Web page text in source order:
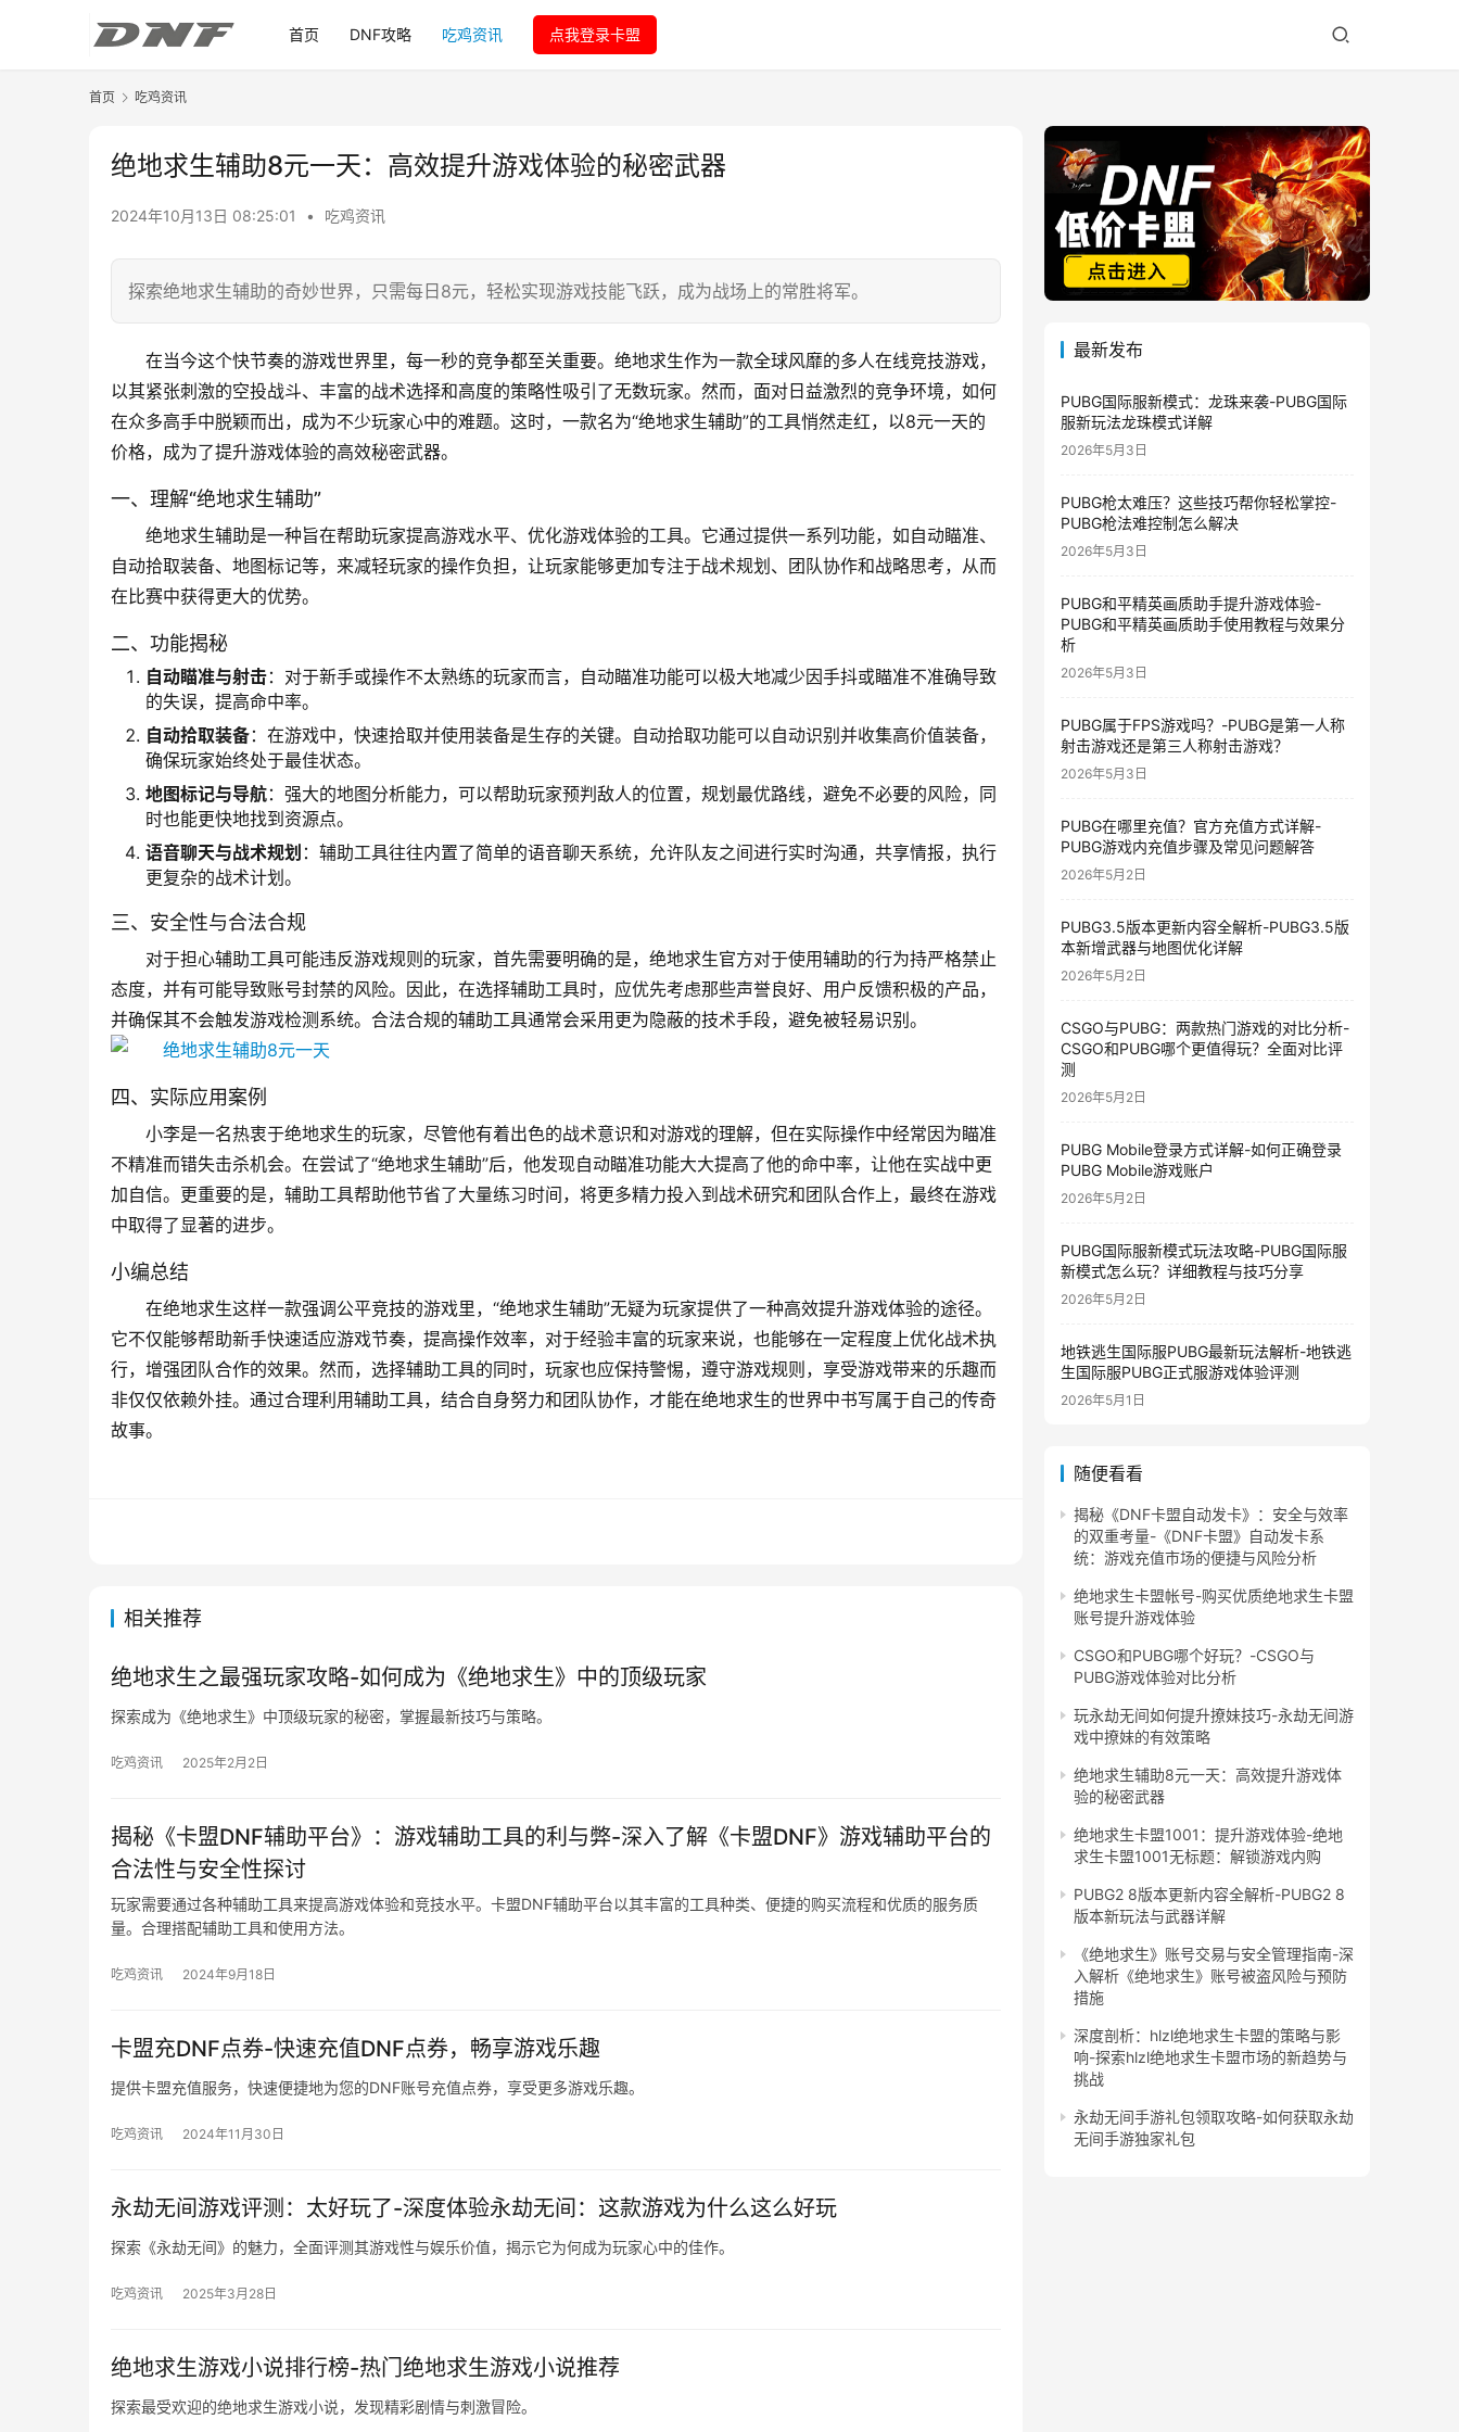
首页 DNF攻略 吃鸡资讯 点我登录卡盟
首页 吃鸡资讯
绝地求生辅助8元一天：高效提升游戏体验的秘密武器
2024年10月13日 08:25:01 • 吃鸡资讯
探索绝地求生辅助的奇妙世界，只需每日8元，轻松实现游戏技能飞跃，成为战场上的常胜将军。
在当今这个快节奏的游戏世界里，每一秒的竞争都至关重要。绝地求生作为一款全球风靡的多人在线竞技游戏，
以其紧张刺激的空投战斗、丰富的战术选择和高度的策略性吸引了无数玩家。然而，面对日益激烈的竞争环境，如何
在众多高手中脱颖而出，成为不少玩家心中的难题。这时，一款名为“绝地求生辅助”的工具悄然走红，以8元一天的
价格，成为了提升游戏体验的高效秘密武器。
一、理解“绝地求生辅助”
绝地求生辅助是一种旨在帮助玩家提高游戏水平、优化游戏体验的工具。它通过提供一系列功能，如自动瞄准、
自动拾取装备、地图标记等，来减轻玩家的操作负担，让玩家能够更加专注于战术规划、团队协作和战略思考，从而
在比赛中获得更大的优势。
二、功能揭秘
自动瞄准与射击：对于新手或操作不太熟练的玩家而言，自动瞄准功能可以极大地减少因手抖或瞄准不准确导致
的失误，提高命中率。
自动拾取装备：在游戏中，快速拾取并使用装备是生存的关键。自动拾取功能可以自动识别并收集高价值装备，
确保玩家始终处于最佳状态。
地图标记与导航：强大的地图分析能力，可以帮助玩家预判敌人的位置，规划最优路线，避免不必要的风险，同
时也能更快地找到资源点。
语音聊天与战术规划 ：辅助工具往往内置了简单的语音聊天系统，允许队友之间进行实时沟通，共享情报，执行
更复杂的战术计划。
三、安全性与合法合规
对于担心辅助工具可能违反游戏规则的玩家，首先需要明确的是，绝地求生官方对于使用辅助的行为持严格禁止
态度，并有可能导致账号封禁的风险。因此，在选择辅助工具时，应优先考虑那些声誉良好、用户反馈积极的产品，
并确保其不会触发游戏检测系统。合法合规的辅助工具通常会采用更为隐蔽的技术手段，避免被轻易识别。
四、实际应用案例
小李是一名热衷于绝地求生的玩家，尽管他有着出色的战术意识和对游戏的理解，但在实际操作中经常因为瞄准
不精准而错失击杀机会。在尝试了“绝地求生辅助”后，他发现自动瞄准功能大大提高了他的命中率，让他在实战中更
加自信。更重要的是，辅助工具帮助他节省了大量练习时间，将更多精力投入到战术研究和团队合作上，最终在游戏
中取得了显著的进步。
小编总结
在绝地求生这样一款强调公平竞技的游戏里，“绝地求生辅助”无疑为玩家提供了一种高效提升游戏体验的途径。
它不仅能够帮助新手快速适应游戏节奏，提高操作效率，对于经验丰富的玩家来说，也能够在一定程度上优化战术执
行，增强团队合作的效果。然而，选择辅助工具的同时，玩家也应保持警惕，遵守游戏规则，享受游戏带来的乐趣而
非仅仅依赖外挂。通过合理利用辅助工具，结合自身努力和团队协作，才能在绝地求生的世界中书写属于自己的传奇
故事。
相关推荐
绝地求生之最强玩家攻略-如何成为《绝地求生》中的顶级玩家
探索成为《绝地求生》中顶级玩家的秘密，掌握最新技巧与策略。
吃鸡资讯 2025年2月2日
揭秘《卡盟DNF辅助平台》：游戏辅助工具的利与弊-深入了解《卡盟DNF》游戏辅助平台的
合法性与安全性探讨
玩家需要通过各种辅助工具来提高游戏体验和竞技水平。卡盟DNF辅助平台以其丰富的工具种类、便捷的购买流程和优质的服务质
量。合理搭配辅助工具和使用方法。
吃鸡资讯 2024年9月18日
卡盟充DNF点券-快速充值DNF点券，畅享游戏乐趣
提供卡盟充值服务，快速便捷地为您的DNF账号充值点券，享受更多游戏乐趣。
吃鸡资讯 2024年11月30日
永劫无间游戏评测：太好玩了-深度体验永劫无间：这款游戏为什么这么好玩
探索《永劫无间》的魅力，全面评测其游戏性与娱乐价值，揭示它为何成为玩家心中的佳作。
吃鸡资讯 2025年3月28日
绝地求生游戏小说排行榜-热门绝地求生游戏小说推荐
探索最受欢迎的绝地求生游戏小说，发现精彩剧情与刺激冒险。
最新发布
PUBG国际服新模式：龙珠来袭-PUBG国际
服新玩法龙珠模式详解
2026年5月3日
PUBG枪太难压？这些技巧帮你轻松掌控-
PUBG枪法难控制怎么解决
2026年5月3日
PUBG和平精英画质助手提升游戏体验-
PUBG和平精英画质助手使用教程与效果分
析
2026年5月3日
PUBG属于FPS游戏吗？-PUBG是第一人称
射击游戏还是第三人称射击游戏？
2026年5月3日
PUBG在哪里充值？官方充值方式详解-
PUBG游戏内充值步骤及常见问题解答
2026年5月2日
PUBG3.5版本更新内容全解析-PUBG3.5版
本新增武器与地图优化详解
2026年5月2日
CSGO与PUBG：两款热门游戏的对比分析-
CSGO和PUBG哪个更值得玩？全面对比评
测
2026年5月2日
PUBG Mobile登录方式详解-如何正确登录
PUBG Mobile游戏账户
2026年5月2日
PUBG国际服新模式玩法攻略-PUBG国际服
新模式怎么玩？详细教程与技巧分享
2026年5月2日
地铁逃生国际服PUBG最新玩法解析-地铁逃
生国际服PUBG正式服游戏体验评测
2026年5月1日
随便看看
揭秘《DNF卡盟自动发卡》：安全与效率
的双重考量-《DNF卡盟》自动发卡系
统：游戏充值市场的便捷与风险分析
绝地求生卡盟帐号-购买优质绝地求生卡盟
账号提升游戏体验
CSGO和PUBG哪个好玩？-CSGO与
PUBG游戏体验对比分析
玩永劫无间如何提升撩妹技巧-永劫无间游
戏中撩妹的有效策略
绝地求生辅助8元一天：高效提升游戏体
验的秘密武器
绝地求生卡盟1001：提升游戏体验-绝地
求生卡盟1001无标题：解锁游戏内购
PUBG2 8版本更新内容全解析-PUBG2 8
版本新玩法与武器详解
《绝地求生》账号交易与安全管理指南-深
入解析《绝地求生》账号被盗风险与预防
措施
深度剖析：hlzl绝地求生卡盟的策略与影
响-探索hlzl绝地求生卡盟市场的新趋势与
挑战
永劫无间手游礼包领取攻略-如何获取永劫
无间手游独家礼包